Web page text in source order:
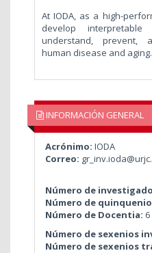
At IODA, as a high-
develop
understand, prevent,
human disease and aging.
INFORMACIÓN GENERAL
Acrónimo: IODA
Correo:
Número de
Número de
Número de Docentia: 6
Número de sexenios
Número de sexenios